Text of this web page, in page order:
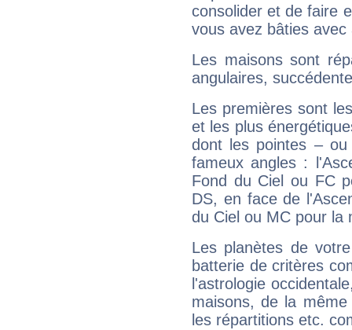
consolider et de faire
vous avez bâties avec
Les maisons sont
angulaires,
Les premières sont
et les plus
dont les pointes –
fameux angles :
Fond du Ciel ou FC
DS, en face de
du Ciel ou MC pour la
Les planètes de
batterie de critères
l'astrologie
maisons, de la
les répartitions etc.